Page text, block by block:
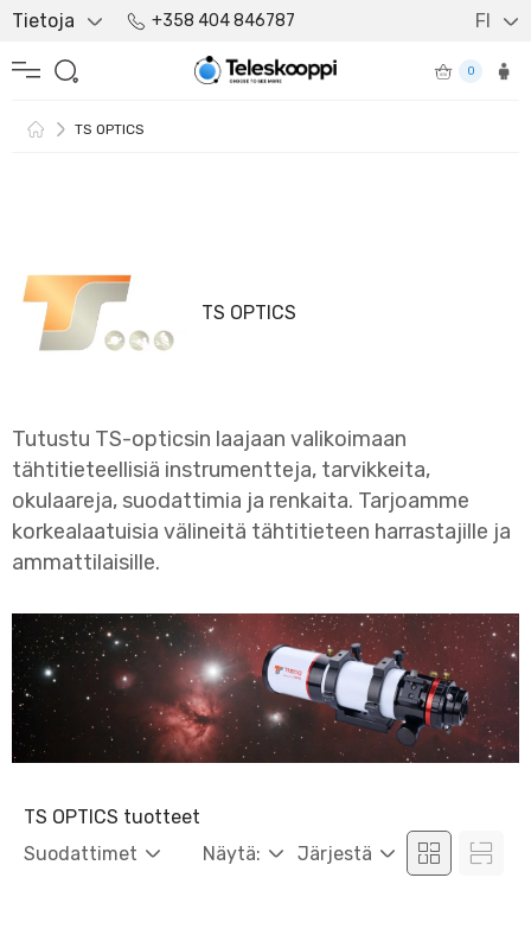
Tietoja +358 404 846787 FI
0
TS OPTICS
TS OPTICS
Tutustu TS-opticsin laajaan valikoimaan
tähtitieteellisiä instrumentteja, tarvikkeita,
okulaareja, suodattimia ja renkaita. Tarjoamme
korkealaatuisia välineitä tähtitieteen harrastajille ja
ammattilaisille.
TS OPTICS tuotteet
Suodattimet
Näytä: Järjestä